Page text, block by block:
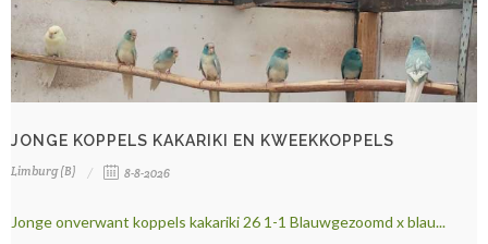
JONGE KOPPELS KAKARIKI EN KWEEKKOPPELS
Limburg (B) 8-8-2026
Jonge onverwant koppels kakariki 26 1-1 Blauwgezoomd x blau...